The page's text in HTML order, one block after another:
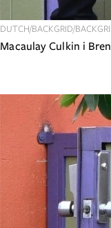
Macaulay Culkin i
DUTCH/BACKGRID/